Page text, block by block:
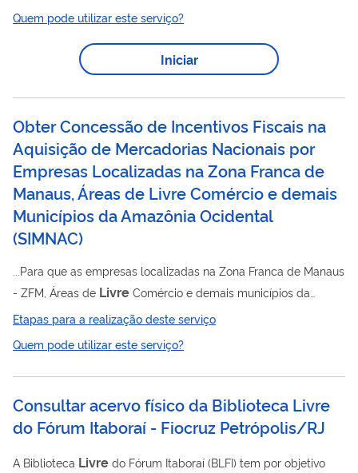
aprovado pela ANAC, para a licença de piloto de balão
ter recebido instrução de um instrutor de voo devidamente
habilitado de uma associação credenciada segundo o RBAC nº
Quem pode utilizar este serviço?
Iniciar
Obter Concessão de Incentivos Fiscais na
Aquisição de Mercadorias Nacionais por
Empresas Localizadas na Zona Franca de
Manaus, Áreas de Livre Comércio e demais
Municípios da Amazônia Ocidental
(SIMNAC)
...Para que as empresas localizadas na Zona Franca de Manaus
- ZFM, Áreas de Livre Comércio e demais municípios da
Amazônia Ocidental usufruam de incentivos fiscais na
aquisição de mercadorias nacionais deverão possuir cadastro
habilitado junto a SUFRAMA e atender aos procedimentos
IPI conforme os artigos 81 à 120 do Decreto 7.212/10 →
Aplicado à ZFM, Áreas de Livre...
Etapas para a realização deste serviço
Quem pode utilizar este serviço?
Consultar acervo físico da Biblioteca Livre
do Fórum Itaboraí - Fiocruz Petrópolis/RJ
A Biblioteca Livre do Fórum Itaboraí (BLFI) tem por objetivo